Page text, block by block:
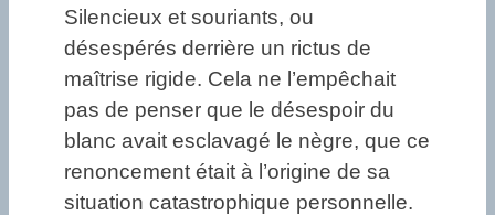
Silencieux et souriants, ou
désespérés derrière un rictus de
maîtrise rigide. Cela ne l’empêchait
pas de penser que le désespoir du
blanc avait esclavagé le nègre, que ce
renoncement était à l’origine de sa
situation catastrophique personnelle.